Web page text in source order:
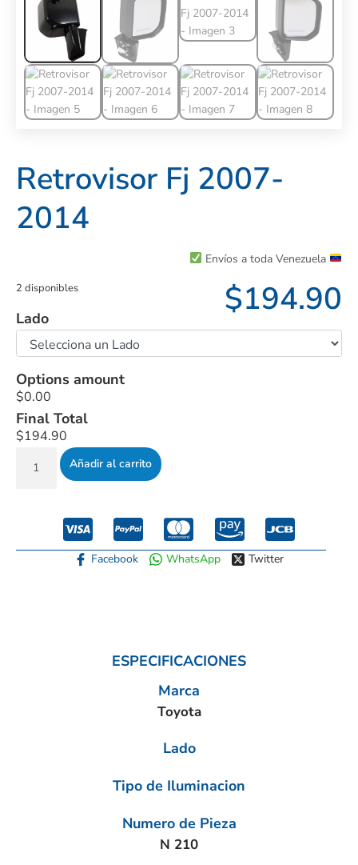
Retrovisor Fj 2007-
2014
Envíos a toda Venezuela
$194.90
2 disponibles
Lado
Options amount
$0.00
Final Total
$194.90
Añadir al carrito
Facebook WhatsApp Twitter
ESPECIFICACIONES
Marca
Toyota
Lado
Tipo de Iluminacion
Numero de Pieza
N 210